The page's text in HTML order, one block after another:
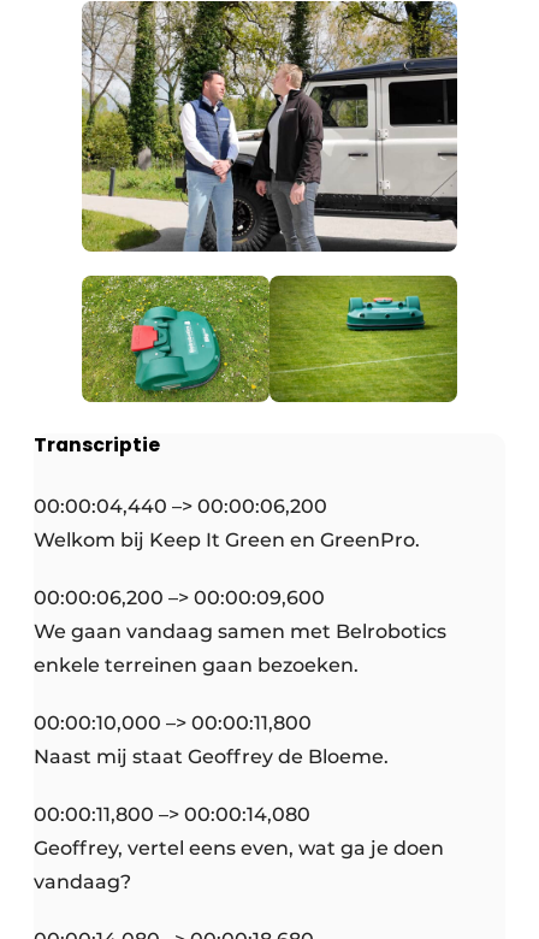
Transcriptie
00:00:04,440 –> 00:00:06,200
Welkom bij Keep It Green en GreenPro.
00:00:06,200 –> 00:00:09,600
We gaan vandaag samen met Belrobotics
enkele terreinen gaan bezoeken.
00:00:10,000 –> 00:00:11,800
Naast mij staat Geoffrey de Bloeme.
00:00:11,800 –> 00:00:14,080
Geoffrey, vertel eens even, wat ga je doen
vandaag?